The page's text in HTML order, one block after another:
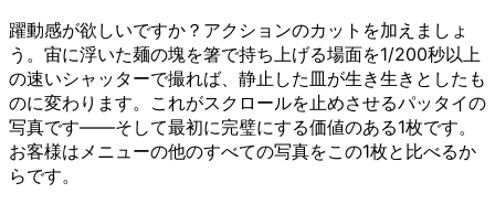
躍動感が欲しいですか？アクションのカットを加えましょ
う。宙に浮いた麺の塊を箸で持ち上げる場面を1/200秒以上
の速いシャッターで撮れば、静止した皿が生き生きとしたも
のに変わります。これがスクロールを止めさせるパッタイの
写真です——そして最初に完璧にする価値のある1枚です。
お客様はメニューの他のすべての写真をこの1枚と比べるか
らです。